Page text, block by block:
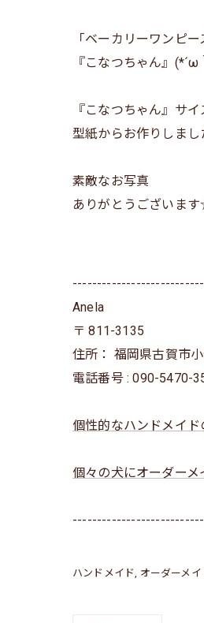
「ベーカリーワンピ
『こなつちゃん』(*´ω
『こなつちゃん』サイ
型紙からお作りしま
素敵なお写真
ありがとうございま
Anela
〒811-3135
住所： 福岡県古賀市
電話番号 :090-5470-
個性的なハンドメイド
個々の犬にオーダーメ
ハンドメイド オーダーメイ